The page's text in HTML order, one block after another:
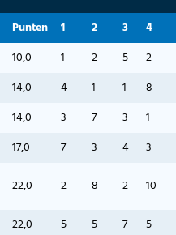
Punten 1 2 3
4
10,0 1 2 5
2
14,0 4 1 1
8
14,0 3 7 3
1
17,0 7 3 4 3
22,0 2 8 2 10
22,0 5 5 7 5